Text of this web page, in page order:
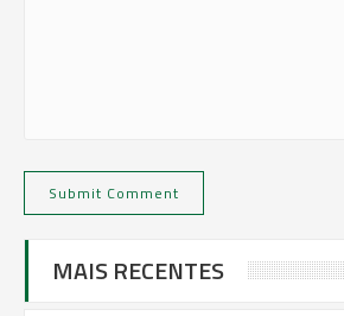
MAIS RECENTES